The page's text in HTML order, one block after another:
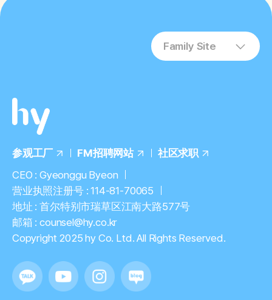
Family Site
参观工厂 FM招聘网站
社区求职
CEO : Gyeonggu Byeon
营业执照注册号 : 114-81-70065
地址 : 首尔特别市瑞草区江南大路577号
邮箱 : counsel@hy.co.kr
Copyright 2025 hy Co. Ltd. All Rights Reserved.